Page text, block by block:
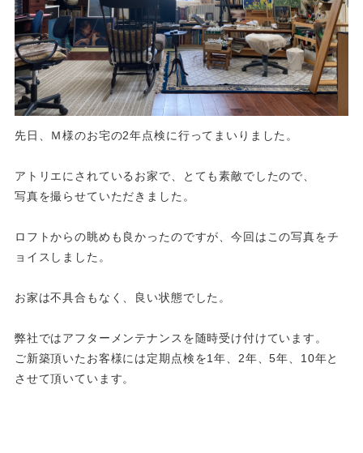
先日、Ｍ様のお宅の2年点検に行ってまいりました。
アトリエにされているお家で、とても素敵でしたので、
写真を撮らせていただきました。
ロフトからの眺めも良かったのですが、今回はこの写真をチ
ョイスしました。
お家は不具合もなく、良い状態でした。
弊社ではアフターメンテナンスを随時受け付けています。
ご新築頂いたお客様には定期点検を1年、2年、5年、10年と
させて頂いています。